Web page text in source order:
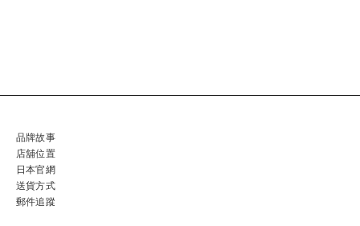
品牌故事
店舖位置
日本官網
送貨方式
郵件追蹤